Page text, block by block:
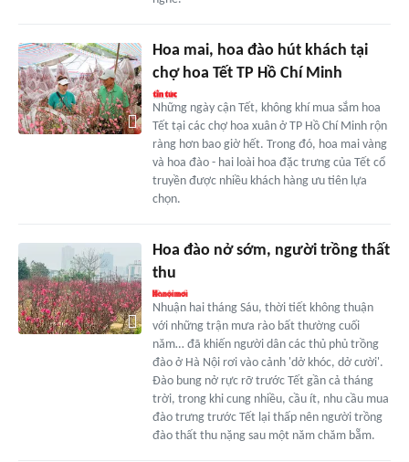
Hoa mai, hoa đào hút khách tại
chợ hoa Tết TP Hồ Chí Minh
Những ngày cận Tết, không khí mua sắm hoa
Tết tại các chợ hoa xuân ở TP Hồ Chí Minh rộn
ràng hơn bao giờ hết. Trong đó, hoa mai vàng
và hoa đào - hai loài hoa đặc trưng của Tết cổ
truyền được nhiều khách hàng ưu tiên lựa
chọn.
Hoa đào nở sớm, người trồng thất
thu
Nhuận hai tháng Sáu, thời tiết không thuận
với những trận mưa rào bất thường cuối
năm… đã khiến người dân các thủ phủ trồng
đào ở Hà Nội rơi vào cảnh 'dở khóc, dở cười'.
Đào bung nở rực rỡ trước Tết gần cả tháng
trời, trong khi cung nhiều, cầu ít, nhu cầu mua
đào trưng trước Tết lại thấp nên người trồng
đào thất thu nặng sau một năm chăm bẵm.